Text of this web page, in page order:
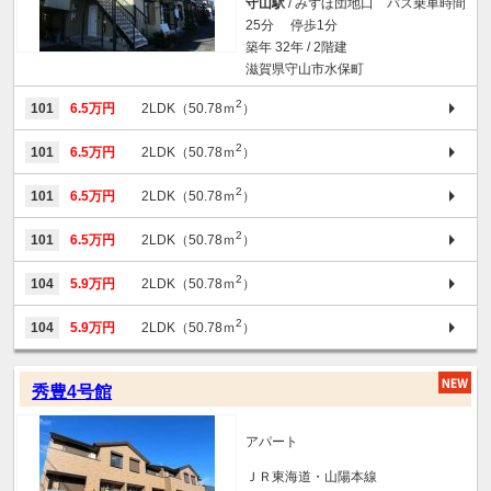
守山駅 / みずほ団地口 バス乗車時間
25分 停歩1分
築年 32年 / 2階建
滋賀県守山市水保町
101 6.5万円 2LDK（50.78ｍ2 ）
101 6.5万円 2LDK（50.78ｍ2 ）
101 6.5万円 2LDK（50.78ｍ2 ）
101 6.5万円 2LDK（50.78ｍ2 ）
104 5.9万円 2LDK（50.78ｍ2 ）
104 5.9万円 2LDK（50.78ｍ2 ）
秀豊4号館
アパート
ＪＲ東海道・山陽本線